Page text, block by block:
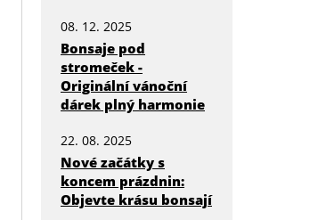
08. 12. 2025
Bonsaje pod
stromeček -
Originální vánoční
dárek plný harmonie
22. 08. 2025
Nové začátky s
koncem prázdnin:
Objevte krásu bonsají